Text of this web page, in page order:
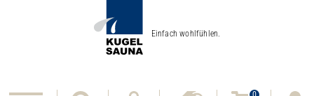
Einfach wohlfühlen.